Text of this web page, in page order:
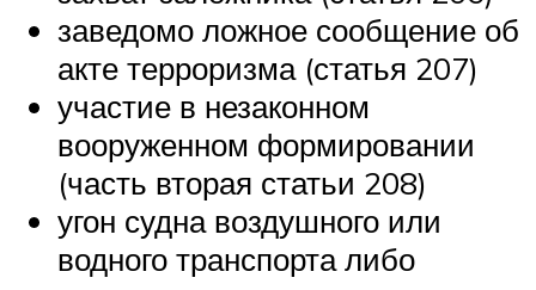
заведомо ложное сообщение об
акте терроризма (статья 207)
участие в незаконном
вооруженном формировании
(часть вторая статьи 208)
угон судна воздушного или
водного транспорта либо